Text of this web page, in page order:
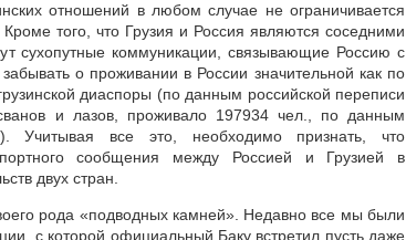
отношений в любом случае не ограничивается
того, что Грузия и Россия являются соседними
сухопутные коммуникации, связывающие Россию с
о проживании в России значительной как по
диаспоры (по данным российской переписи
и лазов, проживало 197934 чел., по данным
все это, необходимо признать, что
сообщения между Россией и Грузией в
двух стран.
рода «подводных камней». Недавно все мы были
с которой официальный Баку встретил пусть даже